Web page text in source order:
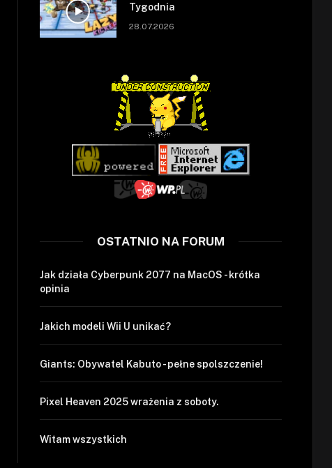
Tygodnia
28.07.2026
OSTATNIO NA FORUM
Jak działa Cyberpunk 2077 na MacOS - krótka
opinia
Jakich modeli Wii U unikać?
Giants: Obywatel Kabuto - pełne spolszczenie!
Pixel Heaven 2025 wrażenia z soboty.
Witam wszystkich